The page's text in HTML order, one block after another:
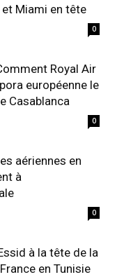
Miami en tête
0
Royal Air
européenne le
Casablanca
0
aériennes en
à
0
à la tête de la
en Tunisie